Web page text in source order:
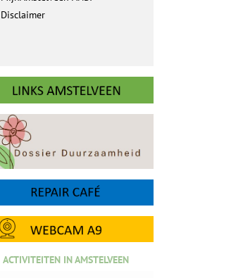
Disclaimer
ACTIVITEITEN IN AMSTELVEEN